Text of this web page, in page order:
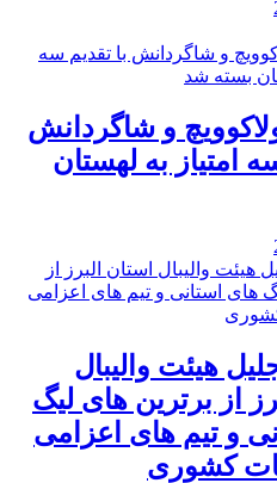
و شاگردانش
امتیاز به لهستان
هیئت والیبال
از برترین های لیگ
و تیم های اعزامی
کشوری